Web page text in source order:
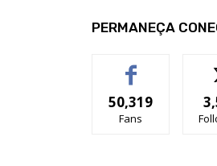
PERMANEÇA
50,319
Fans